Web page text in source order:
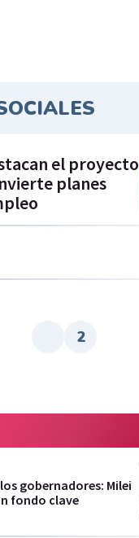
el proyecto
planes
2
gobernadores: Milei
fondo clave